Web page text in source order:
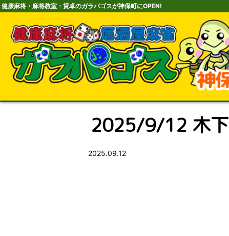
健康麻将・麻将教室・貸卓のガラパゴスが神保町にOPEN!
2025/9/12 木下
2025.09.12